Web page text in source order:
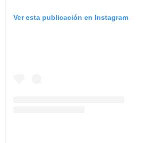
Ver esta publicación en Instagram